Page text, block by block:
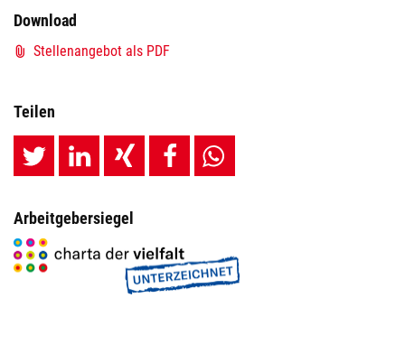
Download
Stellenangebot als PDF
Teilen
Arbeitgebersiegel